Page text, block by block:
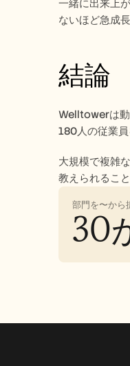
一緒に出来上
ないほど急成
結論
Welltowerは動
180人の従業員
大規模で複雑
教えられるこ
部門を〜から
30